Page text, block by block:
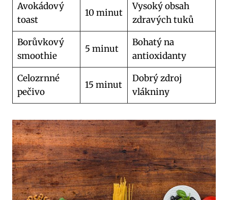
Avokádový
toast
10 minut
Vysoký obsah
zdravých tuků
Borůvkový
smoothie
5 minut
Bohatý na
antioxidanty
Celozrnné
pečivo
15 minut
Dobrý zdroj
vlákniny